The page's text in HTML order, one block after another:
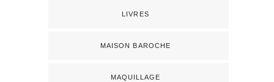
LIVRES
MAISON BAROCHE
MAQUILLAGE